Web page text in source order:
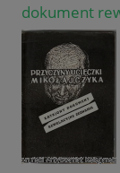
dokument